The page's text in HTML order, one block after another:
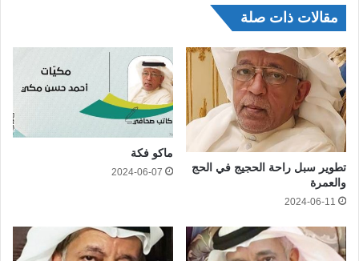
مقالات ذات صلة
تطوير سبل راحة الحجيج في الحج
والعمرة
2024-06-11
ماكو فكة
2024-06-07